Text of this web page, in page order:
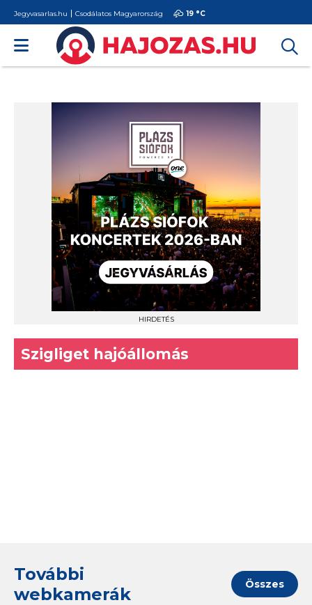
Jegyvasarlas.hu Csodálatos Magyarország 19 °C
HIRDETÉS
Szigliget hajóállomás
További
webkamerák
Összes